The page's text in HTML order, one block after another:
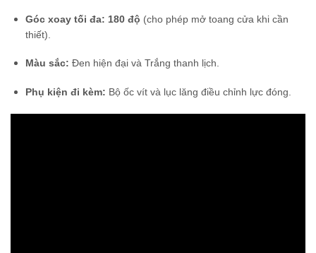
Góc xoay tối đa: 180 độ (cho phép mở toang cửa khi cần
thiết).
Màu sắc: Đen hiện đại và Trắng thanh lịch.
Phụ kiện đi kèm: Bộ ốc vít và lục lăng điều chỉnh lực đóng.